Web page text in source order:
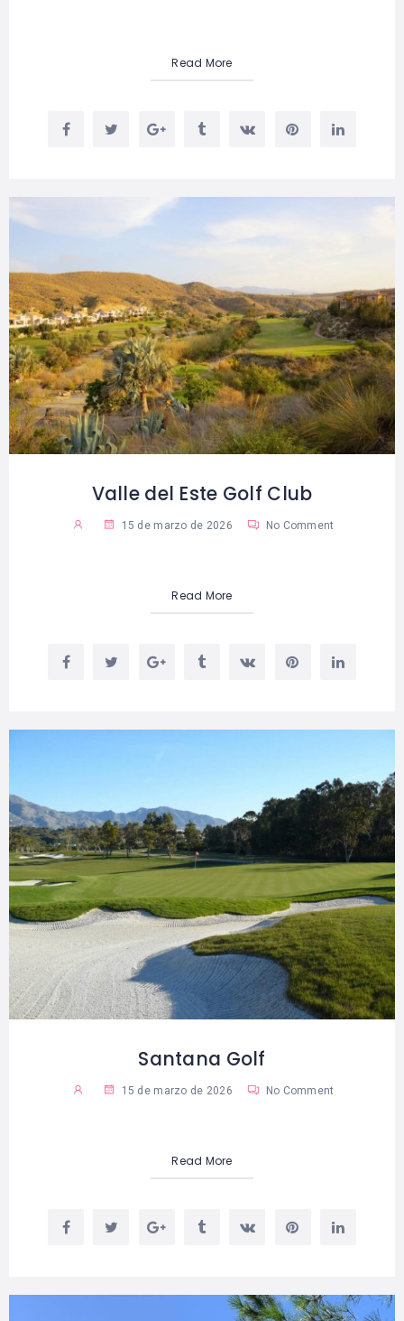
Read More
Valle del Este Golf Club
15 de marzo de 2026 No Comment
Read More
Santana Golf
15 de marzo de 2026 No Comment
Read More